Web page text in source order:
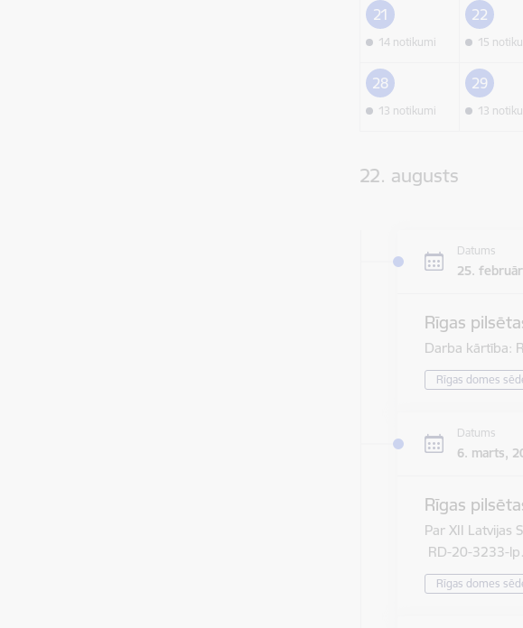
21
14 notikumi
22
15
28
13 notikumi
29
13
22. augusts
Datums
25.
Rīgas
Darba kārtība:
Rīgas domes
Datums
6. marts,
Rīgas
Par XII Latvijas
RD-20-3233-
Rīgas domes